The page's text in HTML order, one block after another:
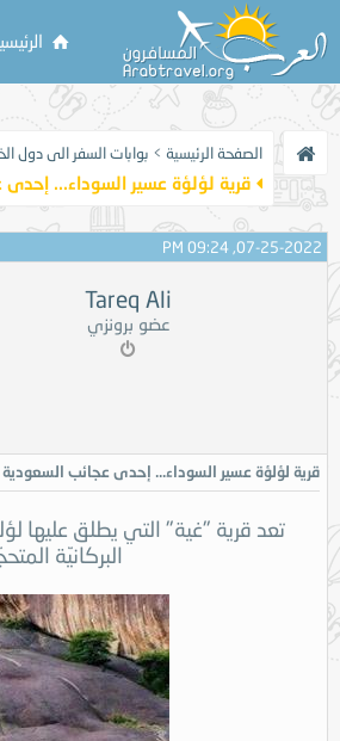
الصفحة الرئيسية > بوابات السفر الى دول
قرية لؤلؤة عسير السوداء...
07-25-2022, 09:24 PM
Tareq Ali
عضو برونزي
قرية لؤلؤة عسير السوداء... إحدى عجائب السعودية
تعد قرية "غية" التي يطلق عليها
البركانيّة